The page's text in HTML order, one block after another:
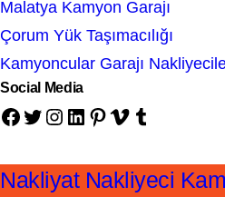
Malatya Kamyon Garajı
Çorum Yük Taşımacılığı
Kamyoncular Garajı
Social Media
Facebook Twitter Instagram LinkedIn Pinterest Vimeo Tumblr
Nakliyat Nakliyeci